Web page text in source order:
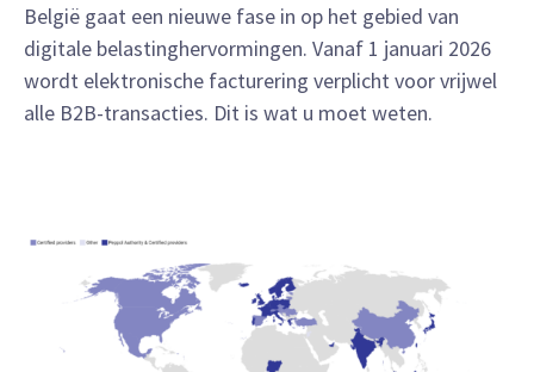
België gaat een nieuwe fase in op het gebied van
digitale belastinghervormingen. Vanaf 1 januari 2026
wordt elektronische facturering verplicht voor vrijwel
alle B2B-transacties. Dit is wat u moet weten.